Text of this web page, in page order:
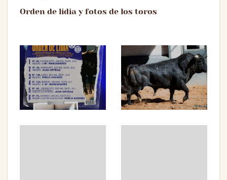
Orden de lidia y fotos de los toros